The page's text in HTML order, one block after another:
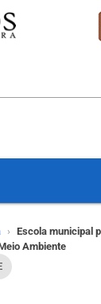
Escola municipal
Ambiente